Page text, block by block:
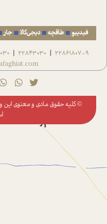
فیدیبو طاقچه دیجی‌کالا جار
22861807-9
|
22843030
|
© کلیه حقوق مادی و معنوی